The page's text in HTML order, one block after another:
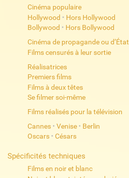
Cinéma populaire
Hollywood • Hors Hollywood
Bollywood • Hors Bollywood
Cinéma de propagande ou d’État
Films censurés à leur sortie
Réalisatrices
Premiers films
Films à deux têtes
Se filmer soi-même
Films réalisés pour la télévision
Cannes • Venise • Berlin
Oscars • Césars
Spécificités techniques
Films en noir et blanc